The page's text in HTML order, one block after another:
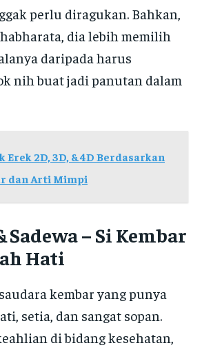
perlu diragukan. Bahkan,
dia lebih memilih
daripada harus
nih buat jadi panutan dalam
Erek 2D, 3D, & 4D Berdasarkan
dan Arti Mimpi
Sadewa – Si Kembar
Hati
kembar yang punya
setia, dan sangat sopan.
di bidang kesehatan,